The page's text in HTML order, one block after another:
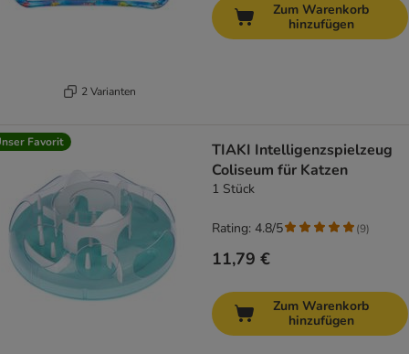
2 Varianten
Zum Warenkorb
hinzufügen
Favorit
TIAKI Intelligenzspielzeug
Coliseum für Katzen
1 Stück
11,79 €
Rating: 4.8/5 (9)
Zum Warenkorb
hinzufügen